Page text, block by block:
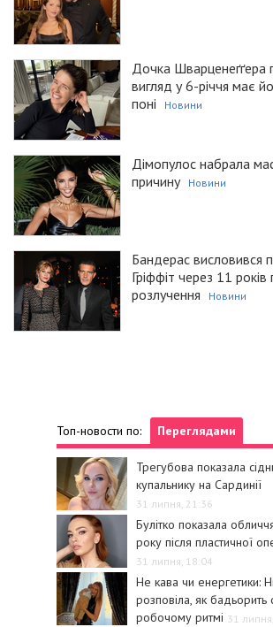
Дочка Шварценеґґера
вигляд у 6-річчя має
поні
Новини
Дімопулос набрала
причину
Новини
Бандерас висловився
Гріффіт через 11 років
розлучення
Новини
Топ-новости по: Переглядами
Трегубова показала
купальнику на Сардинії
31 липня, 21:36
Булітко показала
року після пластичної
31 липня, 18:04
Не кава чи енергетики:
розповіла, як бадьорить
робочому ритмі 31